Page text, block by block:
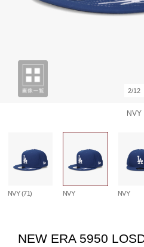
2/12
NVY
NVY (71) NVY NVY
NEW ERA 5950